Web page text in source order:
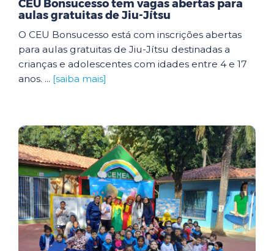
CEU Bonsucesso tem vagas abertas para
aulas gratuitas de Jiu-Jítsu
O CEU Bonsucesso está com inscrições abertas
para aulas gratuitas de Jiu-Jítsu destinadas a
crianças e adolescentes com idades entre 4 e 17
anos. ... [saiba mais]